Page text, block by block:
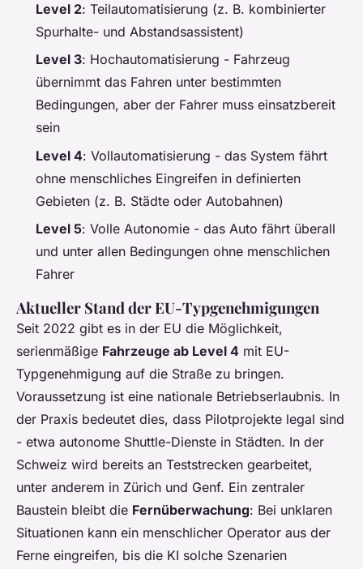
Level 2: Teilautomatisierung (z. B. kombinierter
Spurhalte- und Abstandsassistent)
Level 3: Hochautomatisierung - Fahrzeug
übernimmt das Fahren unter bestimmten
Bedingungen, aber der Fahrer muss einsatzbereit
sein
Level 4: Vollautomatisierung - das System fährt
ohne menschliches Eingreifen in definierten
Gebieten (z. B. Städte oder Autobahnen)
Level 5: Volle Autonomie - das Auto fährt überall
und unter allen Bedingungen ohne menschlichen
Fahrer
Aktueller Stand der EU-Typgenehmigungen
Seit 2022 gibt es in der EU die Möglichkeit,
serienmäßige Fahrzeuge ab Level 4 mit EU-
Typgenehmigung auf die Straße zu bringen.
Voraussetzung ist eine nationale Betriebserlaubnis. In
der Praxis bedeutet dies, dass Pilotprojekte legal sind
- etwa autonome Shuttle-Dienste in Städten. In der
Schweiz wird bereits an Teststrecken gearbeitet,
unter anderem in Zürich und Genf. Ein zentraler
Baustein bleibt die Fernüberwachung: Bei unklaren
Situationen kann ein menschlicher Operator aus der
Ferne eingreifen, bis die KI solche Szenarien